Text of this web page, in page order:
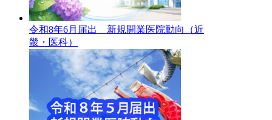
令和8年6月届出 新規開業医院動向（近
畿・医科）